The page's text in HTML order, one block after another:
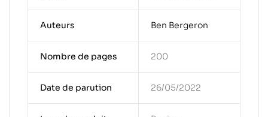
Auteurs Ben Bergeron
Nombre de pages 200
Date de parution 26/05/2022